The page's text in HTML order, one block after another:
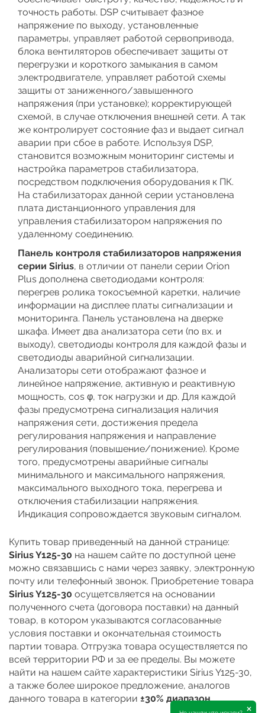
точность работы. DSP считывает фазное
напряжение по выходу, установленные
параметры, управляет работой сервопривода,
блока вентиляторов обеспечивает защиты от
перегрузки и короткого замыкания в самом
электродвигателе, управляет работой схемы
защиты от заниженного/завышенного
напряжения (при установке); корректирующей
схемой, в случае отключения внешней сети. А так
же контролирует состояние фаз и выдает сигнал
аварии при сбое в работе. Используя DSP,
становится возможным мониторинг системы и
настройка параметров стабилизатора,
посредством подключения оборудования к ПК.
На стабилизаторах данной серии установлена
плата дистанционного управления для
управления стабилизатором напряжения по
удаленному соединению.
Панель контроля стабилизаторов напряжения
серии Sirius, в отличии от панели серии Orion
Plus дополнена светодиодами контроля:
перегрев ролика токосъемной каретки, наличие
информации на дисплее платы сигнализации и
мониторинга. Панель установлена на дверке
шкафа. Имеет два анализатора сети (по вх. и
выходу), светодиоды контроля для каждой фазы и
светодиоды аварийной сигнализации.
Анализаторы сети отображают фазное и
линейное напряжение, активную и реактивную
мощность, cos φ, ток нагрузки и др. Для каждой
фазы предусмотрена сигнализация наличия
напряжения сети, достижения предела
регулирования напряжения и направление
регулирования (повышение/понижение). Кроме
того, предусмотрены аварийные сигналы
минимального и максимального напряжения,
максимального выходного тока, перегрева и
отключения стабилизации напряжения.
Индикация сопровождается звуковым сигналом.
Купить товар приведенный на данной странице:
Sirius Y125-30 на нашем сайте по доступной цене
можно связавшись с нами через заявку, электронную
почту или телефонный звонок. Приобретение товара
Sirius Y125-30 осущетсвляется на основании
полученного счета (договора поставки) на данный
товар, в котором указываются согласованные
условия поставки и окончательная стоимость
партии товара. Отгрузка товара осуществляется по
всей территории РФ и за ее пределы. Вы можете
найти на нашем сайте характеристики Sirius Y125-30,
а также более широкое предложение, аналогов
данного товара в категории ±30% диапазон.
×